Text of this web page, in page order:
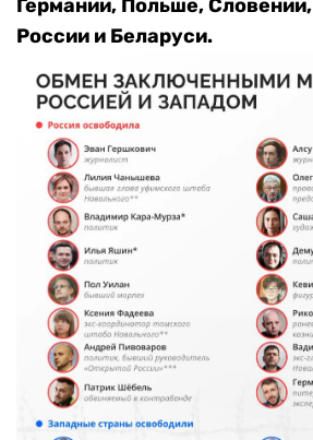
Германии, Польше,
России и Беларуси.